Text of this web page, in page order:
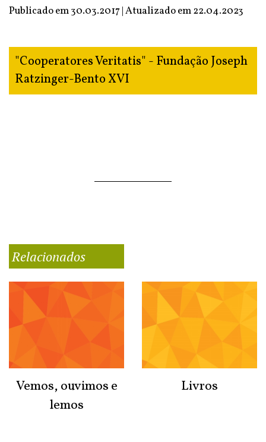
Publicado em 30.03.2017 | Atualizado em22.04.2023
"Cooperatores Veritatis" - Fundação Joseph
Ratzinger-Bento XVI
Relacionados
Vemos, ouvimos e
lemos
Livros